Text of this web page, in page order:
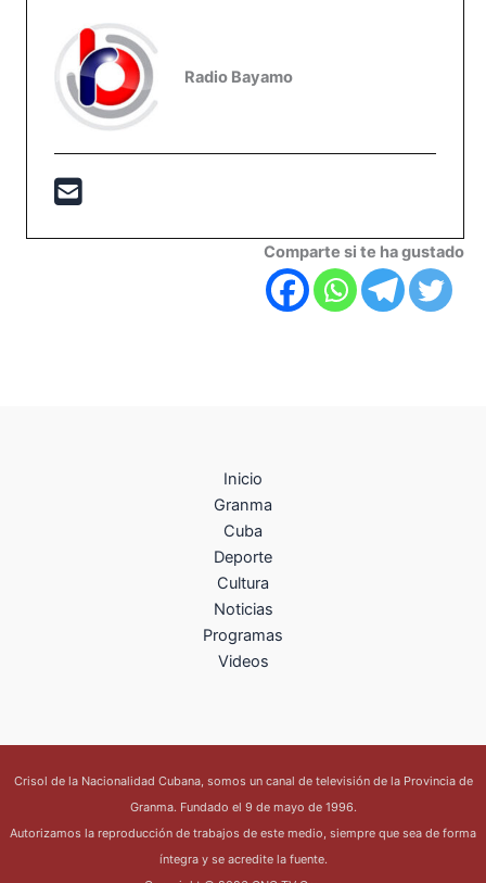
Radio Bayamo
Comparte si te ha gustado
Inicio
Granma
Cuba
Deporte
Cultura
Noticias
Programas
Videos
Crisol de la Nacionalidad Cubana, somos un canal de televisión de la Provincia de
Granma. Fundado el 9 de mayo de 1996.
Autorizamos la reproducción de trabajos de este medio, siempre que sea de forma
íntegra y se acredite la fuente.